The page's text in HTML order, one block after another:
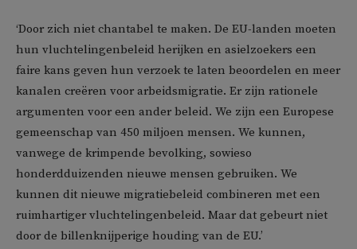
‘Door zich niet chantabel te maken. De EU-landen moeten
hun vluchtelingenbeleid herijken en asielzoekers een
faire kans geven hun verzoek te laten beoordelen en meer
kanalen creëren voor arbeidsmigratie. Er zijn rationele
argumenten voor een ander beleid. We zijn een Europese
gemeenschap van 450 miljoen mensen. We kunnen,
vanwege de krimpende bevolking, sowieso
honderdduizenden nieuwe mensen gebruiken. We
kunnen dit nieuwe migratiebeleid combineren met een
ruimhartiger vluchtelingenbeleid. Maar dat gebeurt niet
door de billenknijperige houding van de EU.’